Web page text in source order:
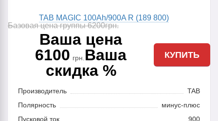
TAB MAGIC 100Ah/900A R (189 800)
Базовая цена группы 6200грн.
Ваша цена
6100 грн. Ваша
скидка %
КУПИТЬ
Производитель
TAB
Полярность
минус-плюс
Пусковой ток
900